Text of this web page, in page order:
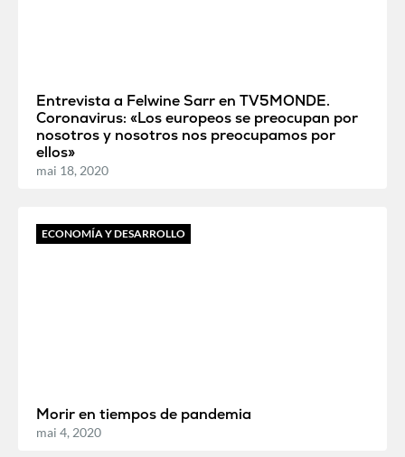
Entrevista a Felwine Sarr en TV5MONDE.
Coronavirus: «Los europeos se preocupan por
nosotros y nosotros nos preocupamos por
ellos»
mai 18, 2020
ECONOMÍA Y DESARROLLO
Morir en tiempos de pandemia
mai 4, 2020